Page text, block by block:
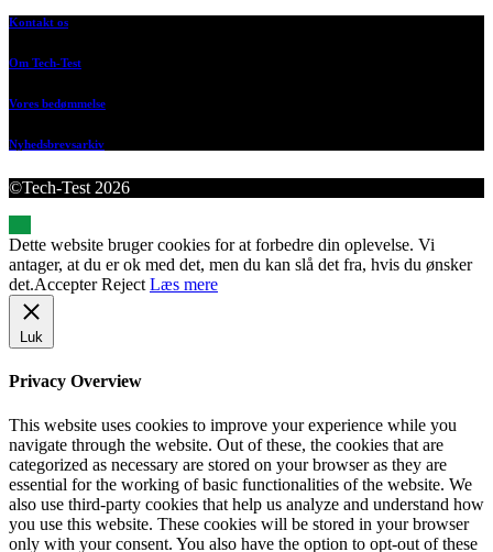
Kontakt os
Om Tech-Test
Vores bedømmelse
Nyhedsbrevsarkiv
©Tech-Test 2026
Dette website bruger cookies for at forbedre din oplevelse. Vi
antager, at du er ok med det, men du kan slå det fra, hvis du ønsker
det.Accepter Reject Læs mere
Luk
Privacy Overview
This website uses cookies to improve your experience while you
navigate through the website. Out of these, the cookies that are
categorized as necessary are stored on your browser as they are
essential for the working of basic functionalities of the website. We
also use third-party cookies that help us analyze and understand how
you use this website. These cookies will be stored in your browser
only with your consent. You also have the option to opt-out of these